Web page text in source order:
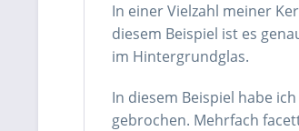
In einer Vielzahl meiner
diesem Beispiel ist es
im Hintergrundglas.
In diesem Beispiel habe
gebrochen. Mehrfach